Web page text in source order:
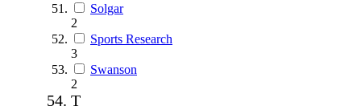
Solgar
2
Sports Research
3
Swanson
2
T